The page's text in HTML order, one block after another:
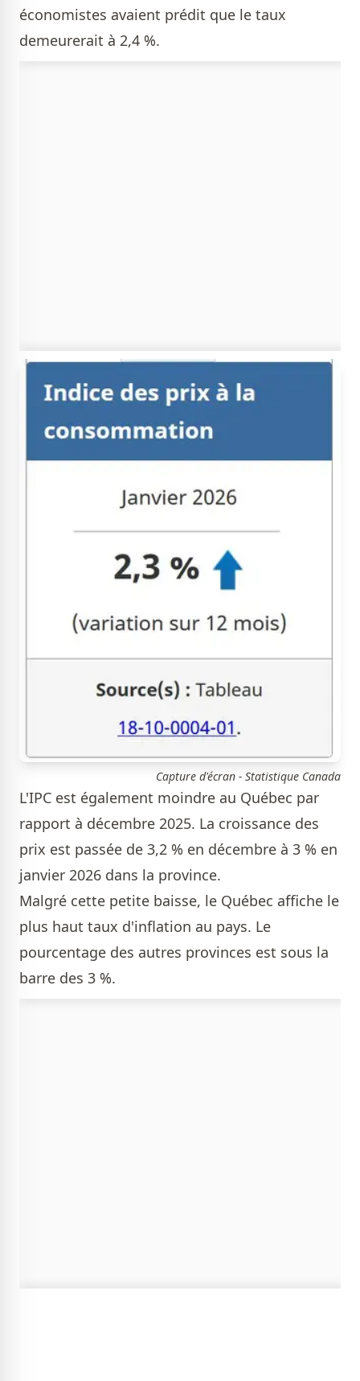
économistes avaient prédit que le taux
demeurerait à 2,4 %.
Capture d'écran - Statistique Canada
L'IPC est également moindre au Québec par
rapport à décembre 2025. La croissance des
prix est passée de 3,2 % en décembre à 3 % en
janvier 2026 dans la province.
Malgré cette petite baisse, le Québec affiche le
plus haut taux d'inflation au pays. Le
pourcentage des autres provinces est sous la
barre des 3 %.